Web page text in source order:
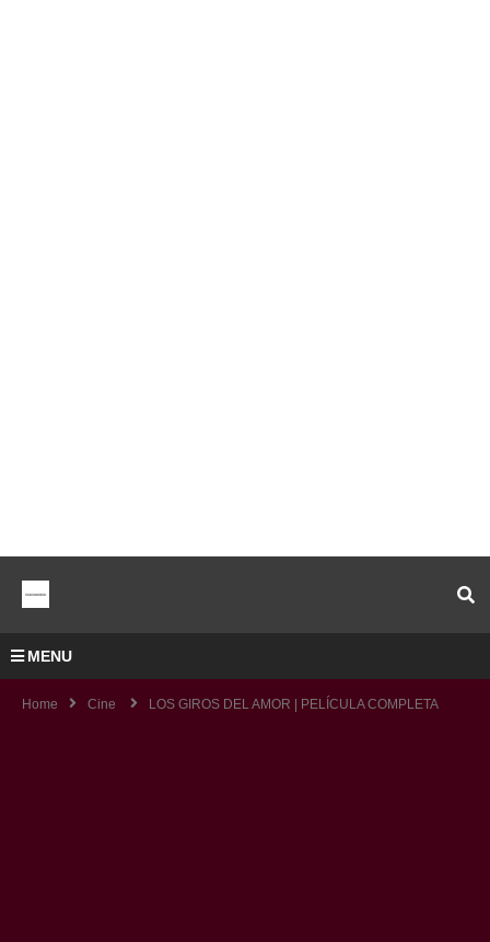
MENU
Home Cine LOS GIROS DEL AMOR | PELÍCULA COMPLETA